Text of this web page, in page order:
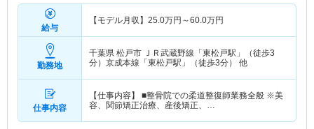
給与
【モデル月収】 25.0万円～60.0万円
勤務地
千葉県 松戸市 ＪＲ武蔵野線「東松戸駅」（徒歩3
分）京成本線「東松戸駅」（徒歩3分） 他
仕事内容
【仕事内容】 ■整骨院での柔道整復師業務全般 ※美
容、関節矯正治療、産後矯正、…